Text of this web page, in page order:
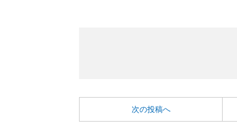
次の投稿へ